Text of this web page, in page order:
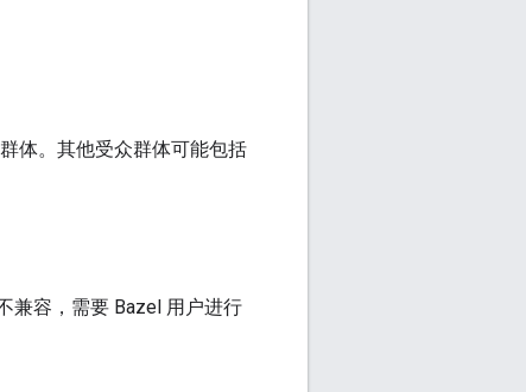
体。其他受众群体可能包括
兼容，需要 Bazel 用户进行